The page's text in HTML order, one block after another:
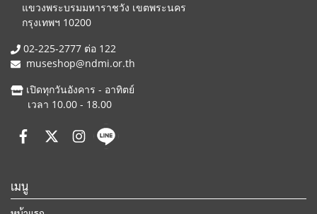
แขวงพระบรมมหาราชวัง เขตพระนคร
กรุงเทพฯ 10200
02-225-2777 ต่อ 122
museshop@ndmi.or.th
เปิดทุกวันอังคาร - อาทิตย์
เวลา 10.00 - 18.00
เมนู